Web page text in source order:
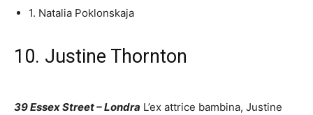
1. Natalia Poklonskaja
10. Justine Thornton
39 Essex Street – Londra L’ex attrice bambina, Justine